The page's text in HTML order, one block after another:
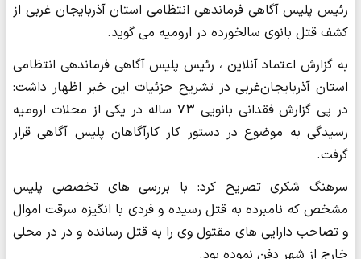
رئیس پلیس آگاهی فرماندهی انتظامی استان آذربایجان غربی از
کشف قتل بانوی سالخورده در ارومیه می گوید.
به گزارش اعتماد آنلاین ، رئیس پلیس آگاهی فرماندهی انتظامی
استان آذربایجان‌غربی در تشریح جزئیات این خبر اظهار داشت:
در پی گزارش فقدانی بانویی ۷۳ ساله در یکی از محلات ارومیه
رسیدگی به موضوع در دستور کار کارآگاهان پلیس آگاهی قرار
گرفت.
سرهنگ شکری تصریح کرد: با بررسی های تخصصی پلیس
مشخص که نامبرده به قتل رسیده و فردی با انگیزه سرقت اموال
و تصاحب دارایی های مقتول وی را به قتل رسانده و در در محلی
خارج از شهر دفن نموده بود.